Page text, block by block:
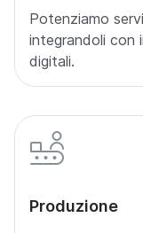
Potenziamo
integrandoli con
digitali.
Produzione